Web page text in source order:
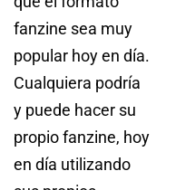
fanzine sea muy
popular hoy en día.
Cualquiera podría
y puede hacer su
propio fanzine, hoy
en día utilizando